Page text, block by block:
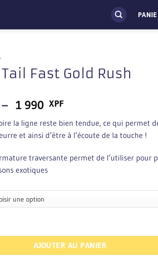
Fast Gold Rush
– 1 990 XPFPlage
prix :
1
090 XPF
à
la ligne reste bien tendue, ce qui permet
et ainsi d’être à l’écoute de la touche !
traversante permet de l’utiliser pour
exotiques
Tail Fast Gold Rush
AJOUTER AU PANIER